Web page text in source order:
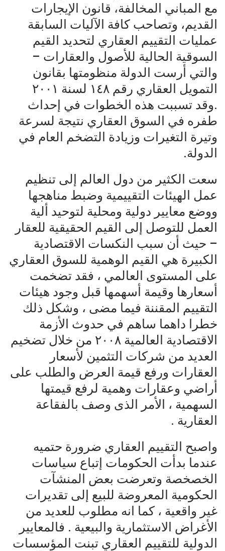
مع المباني المخالفة، قانون الإيجارات
القديم، وتصاحب كافة الآليات السابقة
عمليات التقييم العقاري لتحديد القيم
السوقية الحالية للأصول والعقارات –
والتي أرست الدولة منظومتها بقانون
التمويل العقاري رقم ١٤٨ لسنة ٢٠٠١
.وقد تسببت هذه الخطوات في إحداث
طفره في السوق العقاري نتيجة لسرعة
وتيرة التغيرات وزيادة التضخم العام في
الدولة.
سعت الكثير من دول العالم إلى تنظيم
عمل الهيئات التقييمية وضبط مناهجها
ووضع معايير دولية ومحلية لتوحيد ألية
العمل للتوصل إلى القيم الحقيقية للعقار
– حيث أن سبب النكسات الاقتصادية
الكبيرة هي القيم الوهمية للسوق العقاري
على المستوى العالمي ، فقد تضخمت
أسعارها وقيمة أسهمها قبل وجود هيئات
التقييم المقننة فيما مضى ، وشكل ذلك
خطرا داهما ساهم في حدوث الأزمة
الاقتصادية العالمية ٢٠٠٨ من خلال تضخيم
العديد من شركات التثمين لأسعار
العقارات ورفع قيمة العرض والطلب على
أراضي وعقارات وهمية لرفع قيمتها
السهمية ، الأمر الذى وصف بالفقاعة
العقارية .
واصبح التقييم العقاري ضرورة حتميه
عندما بدأت الحكومات إتباع سياسات
الخصخصة وتعرضت بعض المنشآت
الحكومية المعروضة للبيع إلى تقديرات
غير واقعية ، كما انه مطلوب للعديد من
الأغراض الاستثمارية والبيعية . فالمعايير
الدولية للتقييم العقاري تبنت المؤسسات